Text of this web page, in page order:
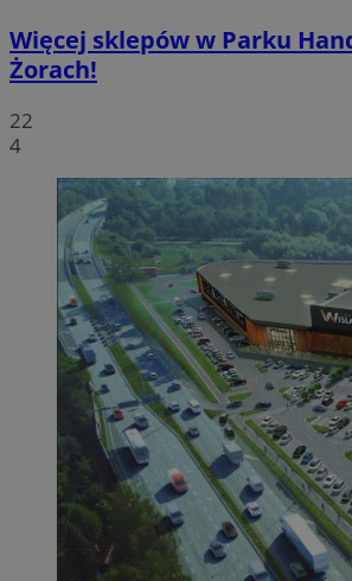
Więcej sklepów w Parku
Żorach!
22
4